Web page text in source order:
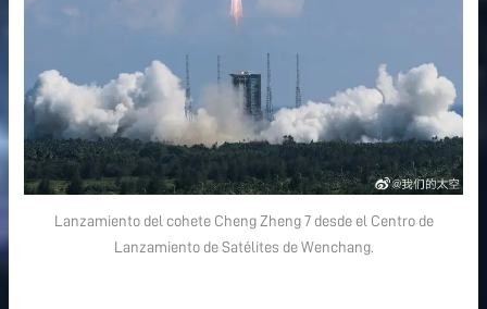
Lanzamiento del cohete Cheng Zheng 7 desde el Centro de
Lanzamiento de Satélites de Wenchang.